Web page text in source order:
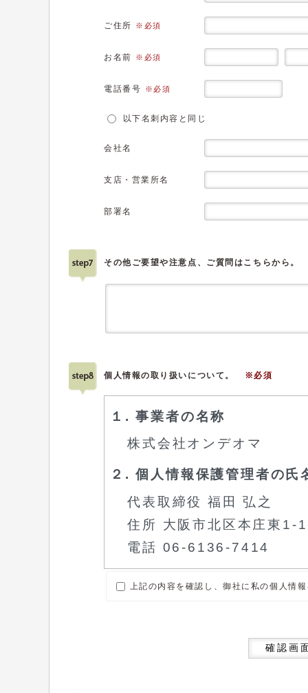
ご住所 ※必須
お名前 ※必須
電話番号 ※必須
以下名刺内容と同じ
会社名
支店・営業所名
部署名
その他ご要望や注意点、ご質問はこちらから。
個人情報の取り扱いについて。 ※必須
上記の内容を確認し、御社に私の個人情
確認画